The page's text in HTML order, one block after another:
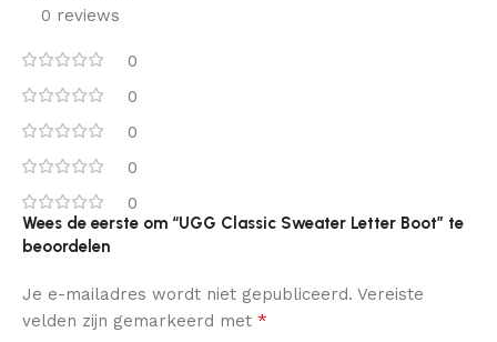
0 reviews
0
0
0
0
0
Wees de eerste om “UGG Classic Sweater Letter Boot” te
beoordelen
Je e-mailadres wordt niet gepubliceerd. Vereiste
velden zijn gemarkeerd met *